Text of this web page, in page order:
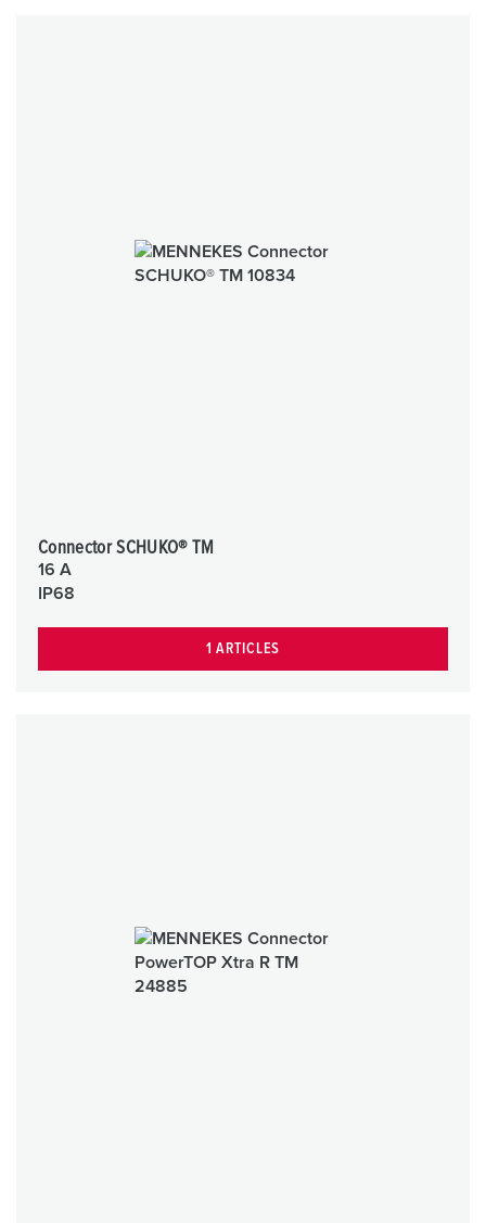
Connector SCHUKO® TM
16 A
IP68
1 ARTICLES